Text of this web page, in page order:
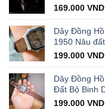
169.000 VND
Dây Đồng
1950 Nâu đất
199.000 VND
Dây Đồng
Đất Bộ Binh
199.000 VND